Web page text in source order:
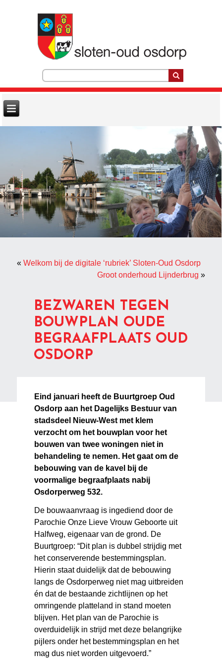
«Welkom bij de digitale ‘rubriek’ Sloten-Oud Osdorp
Groot onderhoud Lijnderbrug »
BEZWAREN TEGEN
BOUWPLAN OUDE
BEGRAAFPLAATS OUD
OSDORP
Eind januari heeft de Buurtgroep Oud
Osdorp aan het Dagelijks Bestuur van
stadsdeel Nieuw-West met klem
verzocht om het bouwplan voor het
bouwen van twee woningen niet in
behandeling te nemen. Het gaat om de
bebouwing van de kavel bij de
voormalige begraafplaats nabij
Osdorperweg 532.
De bouwaanvraag is ingediend door de
Parochie Onze Lieve Vrouw Geboorte uit
Halfweg, eigenaar van de grond. De
Buurtgroep: “Dit plan is dubbel strijdig met
het conserverende bestemmingsplan.
Hierin staat duidelijk dat de bebouwing
langs de Osdorperweg niet mag uitbreiden
én dat de bestaande zichtlijnen op het
omringende platteland in stand moeten
blijven. Het plan van de Parochie is
overduidelijk in strijd met deze belangrijke
pijlers onder het bestemmingsplan en het
mag dus niet worden uitgevoerd.”